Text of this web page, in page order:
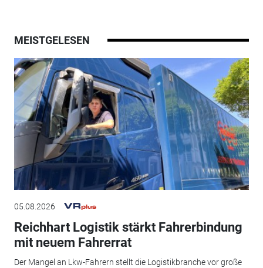
MEISTGELESEN
05.08.2026
Reichhart Logistik stärkt Fahrerbindung
mit neuem Fahrerrat
Der Mangel an Lkw-Fahrern stellt die Logistikbranche vor große